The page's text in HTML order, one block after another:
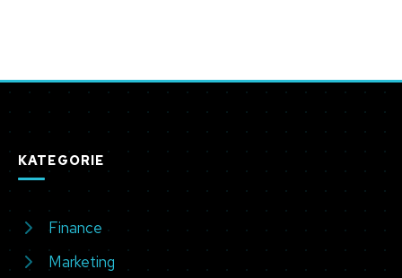
KATEGORIE
Finance
Marketing